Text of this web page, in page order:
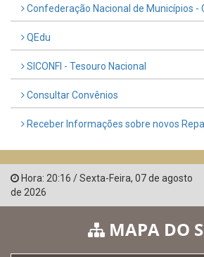
Confederação Nacional de Municípios -
QEdu
SICONFI - Tesouro Nacional
Consultar Convênios
Receber Informações sobre novos
Hora: 20:16 /Sexta-Feira, 07 de agosto
de 2026
MAPA DO